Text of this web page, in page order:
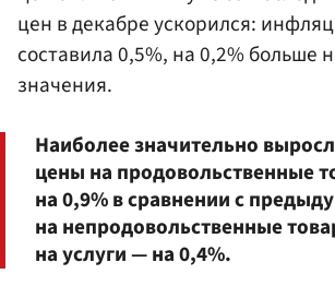
цен в декабре ускорился:
составила 0,5%, на 0,2% больше
значения.
Наиболее значительно
цены на продовольственные
на 0,9% в сравнении с
на непродовольственные
на услуги — на 0,4%.